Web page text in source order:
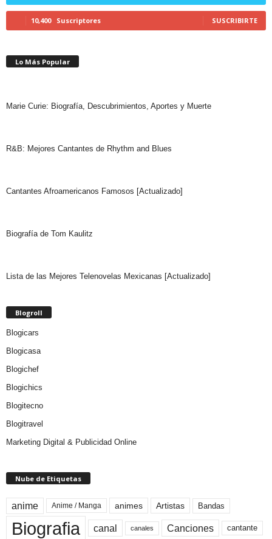
10,400 Suscriptores SUSCRIBIRTE
Lo Más Popular
Marie Curie: Biografía, Descubrimientos, Aportes y Muerte
R&B: Mejores Cantantes de Rhythm and Blues
Cantantes Afroamericanos Famosos [Actualizado]
Biografía de Tom Kaulitz
Lista de las Mejores Telenovelas Mexicanas [Actualizado]
Blogroll
Blogicars
Blogicasa
Blogichef
Blogichics
Blogitecno
Blogitravel
Marketing Digital & Publicidad Online
Nube de Etiquetas
anime Anime / Manga animes Artistas Bandas
Biografia canal canales Canciones cantante